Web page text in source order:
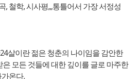
, 철학, 시사평,,,통틀어서 가장 서정성
살이란 젊은 청춘의 나이임을 감안한
모든 것들에 대한 깊이를 글로 마주한
온다.